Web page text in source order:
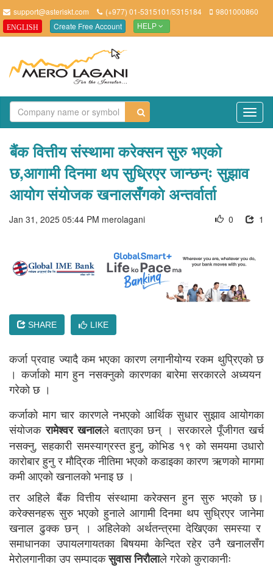
support@asteriskt.com (+977) 01-5315101/5315184 9801000860
ENGLISH Create Free Account HELP
बैंक वित्तीय संस्थामा करेक्सन सुरु भएको
छ,आगामी दिनमा थप सुध्रिएर जान्छन्ः सुझाव
आयोग संयाेजक खनालसँगकाे अन्तर्वार्ता
Jan 31, 2025 05:44 PM merolagani 1
0
SHARE LIKE
कर्जा प्रवाह ज्यादै कम भएका कारण लगानीयाेग्य रकम थुप्रिएकाे छ
। कर्जाकाे माग हुन नसक्नुकाे कारणका बारेमा सरकारले अध्ययन
गरेकाे छ ।
कर्जाकाे माग चार कारणले नभएकाे आर्थिक सुधार सुझाव आयोगका
स‌ंयाेजकरामेश्वर खनालले बताएका छन् । सरकारले पूँजीगत खर्च
नसक्नु, सहकारी समस्याग्रस्त हुनु, कोभिड १९ को समयमा उधाराे
काराेबार हुनु र मौद्रिक नीतिमा भएको कडाइका कारण ऋणकाे मागमा
कमी आएकाे खनालकाे भनाइ छ ।
तर अहिले बैंक वित्तीय संस्थामा करेक्सन हुन सुरु भएको छ।
करेक्सनहरू सुरु भएको हुनाले आगामी दिनमा थप सुध्रिएर जानेमा
खनाल ढुक्क छन् । अहिलेकाे अर्थतन्त्रमा देखिएका समस्या र
समाधानका उपायलगायतका बिषयमा केन्दित रहेर उनै खनालसँग
मेराेलगानीका उप सम्पादकसुवास निराैलाले गरेकाे कुराकानीः